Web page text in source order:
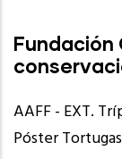
Fundación
AAFF - EXT.
Póster